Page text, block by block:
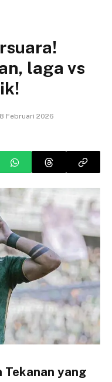
laga vs
Februari 2026
Tekanan yang